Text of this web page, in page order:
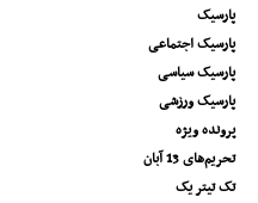
پارسیک
پارسیک اجتماعی
پارسیک سیاسی
پارسیک ورزشی
پرونده ویژه
تحریم‌های 13 آبان
تک تیتر یک